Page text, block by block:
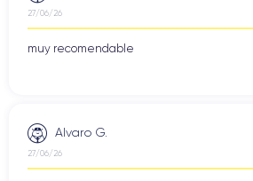
27/06/26
muy recomendable
Alvaro G.
27/06/26